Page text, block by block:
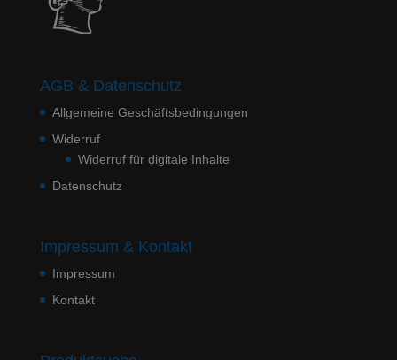
AGB & Datenschutz
Allgemeine Geschäftsbedingungen
Widerruf
Widerruf für digitale Inhalte
Datenschutz
Impressum & Kontakt
Impressum
Kontakt